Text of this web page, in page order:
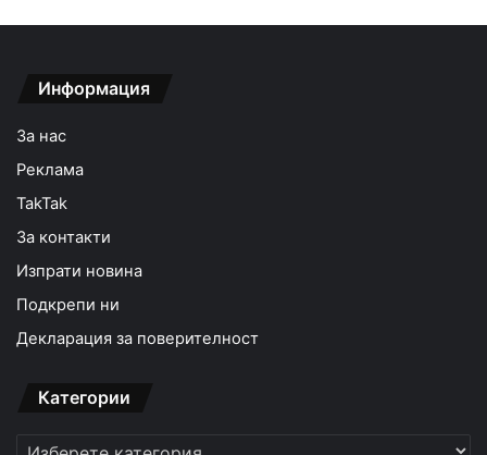
Информация
За нас
Реклама
TakTak
За контакти
Изпрати новина
Подкрепи ни
Декларация за поверителност
Категории
Категории